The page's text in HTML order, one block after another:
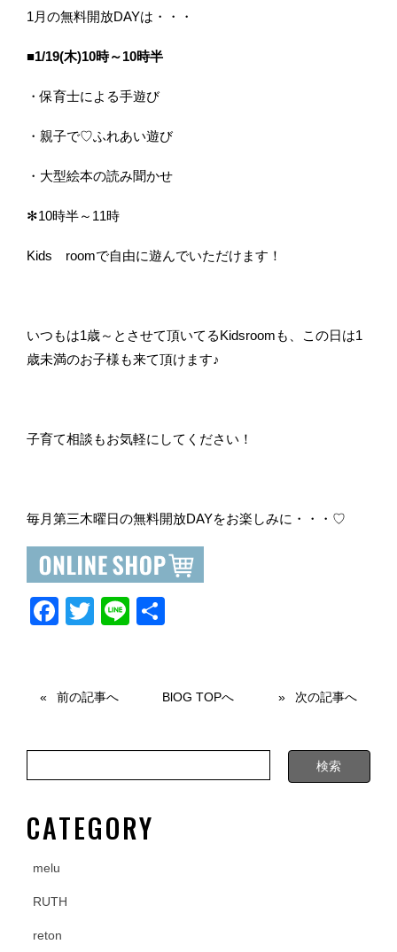
1月の無料開放DAYは・・・
■1/19(木)10時～10時半
・保育士による手遊び
・親子で♡ふれあい遊び
・大型絵本の読み聞かせ
✻10時半～11時
Kids roomで自由に遊んでいただけます！
いつもは1歳～とさせて頂いてるKidsroomも、この日は1
歳未満のお子様も来て頂けます♪
子育て相談もお気軽にしてください！
毎月第三木曜日の無料開放DAYをお楽しみに・・・♡
F
e
o
o
k
T
er
Li
前の記事へ BlOG TOPへ 次の記事へ
CATEGORY
melu
RUTH
reton